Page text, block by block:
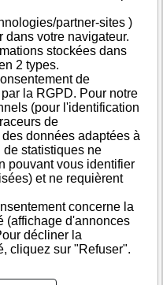
177/2C, Bannerghatta Road
de sociétés.
disponibles
partner-sites )
dans votre navigateur.
stockées dans
2 types.
de
la RGPD. Pour notre
(pour l'identification
de
données adaptées à
de statistiques ne
pouvant vous identifier
et ne requièrent
concerne la
(affichage d'annonces
décliner la
cliquez sur "Refuser".